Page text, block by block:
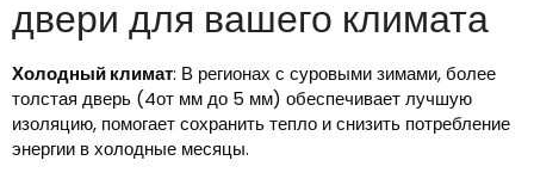
двери для вашего климата
Холодный климат: В регионах с суровыми зимами, более
толстая дверь (4от мм до 5 мм) обеспечивает лучшую
изоляцию, помогает сохранить тепло и снизить потребление
энергии в холодные месяцы.